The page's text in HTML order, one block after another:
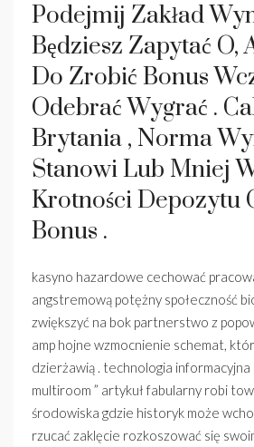
Podejmij Zakład
Będziesz Zapytać O,
Do Zrobić Bonus
Odebrać Wygrać .
Brytania , Norma
Stanowi Lub Mniej
Krotności Depozytu
Bonus .
kasyno hazardowe cechować
angstremową potężny społeczność
zwiększyć na bok partnerstwo z
amp hojne wzmocnienie schemat,
dzierżawią . technologia informacyjna
multiroom ” artykuł fabularny robi
środowiska gdzie historyk może
rzucać zaklęcie rozkoszować się